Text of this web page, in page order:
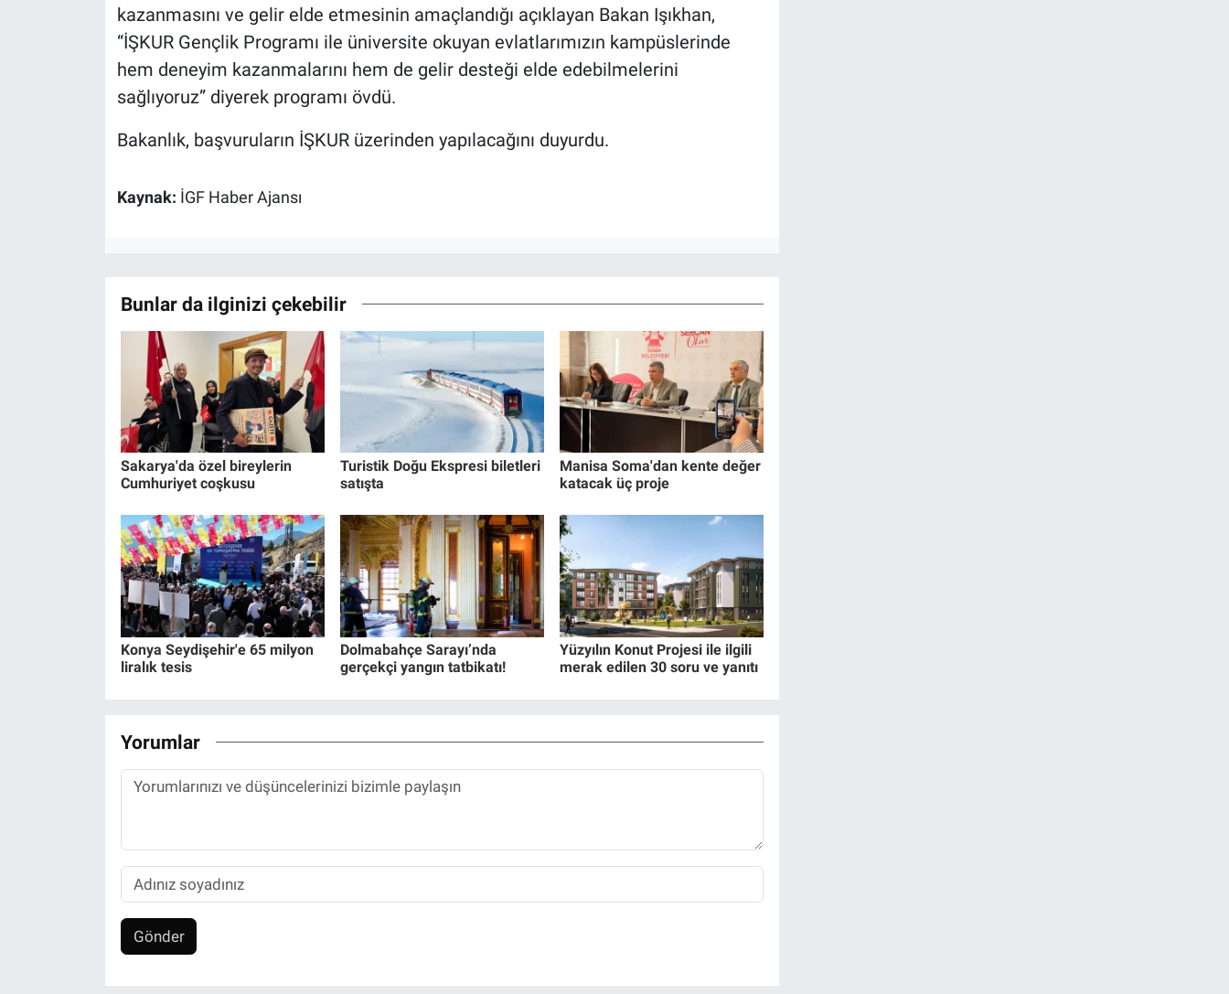
kazanmasını ve gelir elde etmesinin amaçlandığı açıklayan Bakan Işıkhan,
“İŞKUR Gençlik Programı ile üniversite okuyan evlatlarımızın kampüslerinde
hem deneyim kazanmalarını hem de gelir desteği elde edebilmelerini
sağlıyoruz” diyerek programı övdü.
Bakanlık, başvuruların İŞKUR üzerinden yapılacağını duyurdu.
Kaynak: İGF Haber Ajansı
Bunlar da ilginizi çekebilir
Sakarya'da özel bireylerin
Cumhuriyet coşkusu
Turistik Doğu Ekspresi biletleri
satışta
Manisa Soma'dan kente değer
katacak üç proje
Konya Seydişehir'e 65 milyon
liralık tesis
Dolmabahçe Sarayı’nda
gerçekçi yangın tatbikatı!
Yüzyılın Konut Projesi ile ilgili
merak edilen 30 soru ve yanıtı
Yorumlar
Gönder